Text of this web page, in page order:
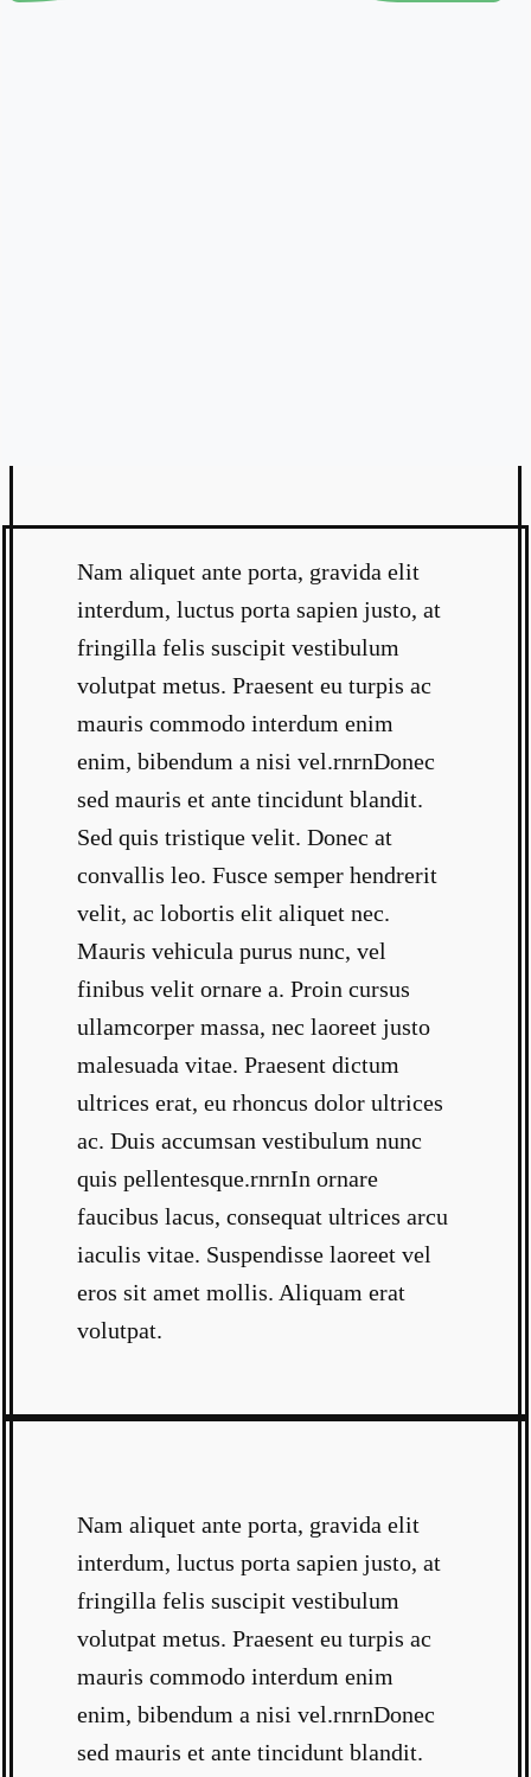
Nam aliquet ante porta, gravida elit
interdum, luctus porta sapien justo, at
fringilla felis suscipit vestibulum
volutpat metus. Praesent eu turpis ac
mauris commodo interdum enim
enim, bibendum a nisi vel.rnrnDonec
sed mauris et ante tincidunt blandit.
Sed quis tristique velit. Donec at
convallis leo. Fusce semper hendrerit
velit, ac lobortis elit aliquet nec.
Mauris vehicula purus nunc, vel
finibus velit ornare a. Proin cursus
ullamcorper massa, nec laoreet justo
malesuada vitae. Praesent dictum
ultrices erat, eu rhoncus dolor ultrices
ac. Duis accumsan vestibulum nunc
quis pellentesque.rnrnIn ornare
faucibus lacus, consequat ultrices arcu
iaculis vitae. Suspendisse laoreet vel
eros sit amet mollis. Aliquam erat
volutpat.
Nam aliquet ante porta, gravida elit
interdum, luctus porta sapien justo, at
fringilla felis suscipit vestibulum
volutpat metus. Praesent eu turpis ac
mauris commodo interdum enim
enim, bibendum a nisi vel.rnrnDonec
sed mauris et ante tincidunt blandit.